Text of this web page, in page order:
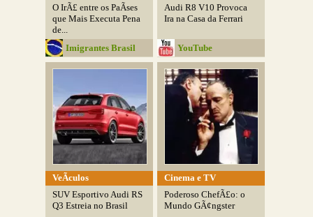
O IrÃ£ entre os PaÃ­ses
que Mais Executa Pena
de...
Imigrantes Brasil
Audi R8 V10 Provoca
Ira na Casa da Ferrari
YouTube
VeÃ­culos
SUV Esportivo Audi RS
Q3 Estreia no Brasil
Cinema e TV
Poderoso ChefÃ£o: o
Mundo GÃ¢ngster